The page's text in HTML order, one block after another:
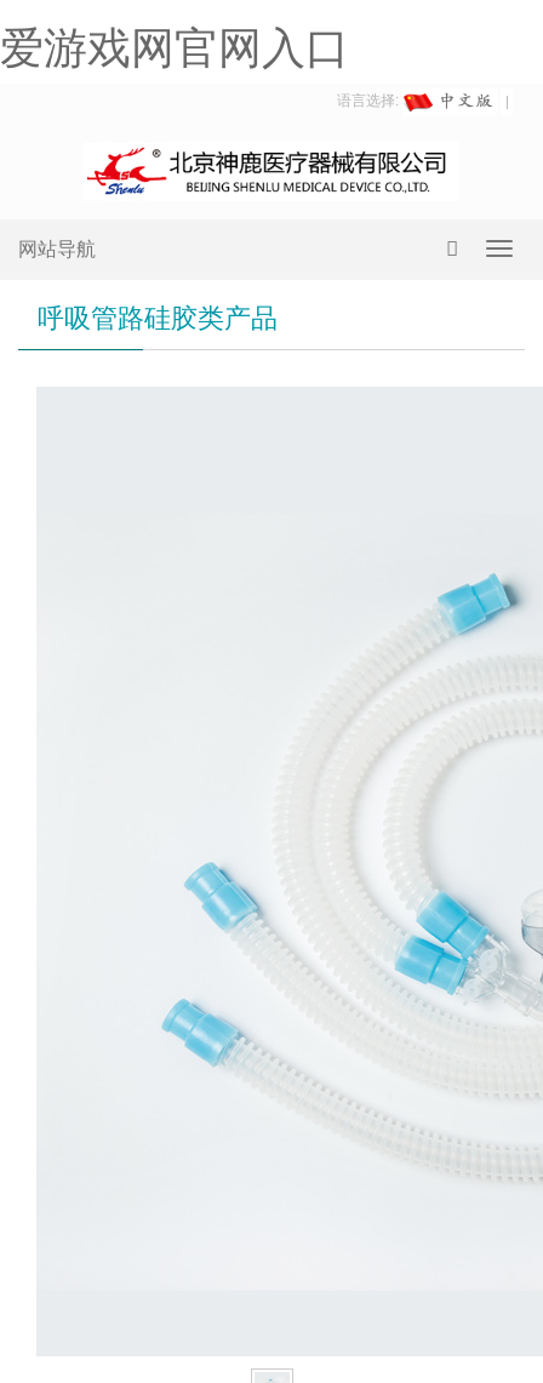
爱游戏网官网入口
语言选择:
网站导航
呼吸管路硅胶类产品